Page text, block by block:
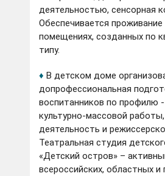
деятельностью, сенсорная
Обеспечивается проживание
помещениях, созданных по
типу.
♦ В детском доме
допрофессиональная
воспитанников по профилю -
культурно-массовой
деятельность и
Театральная студия
«Детский остров» –
всероссийских, областных и